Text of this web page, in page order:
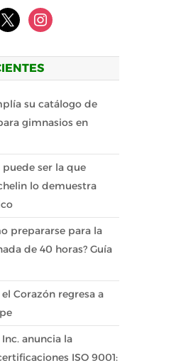
instagram
su catálogo de
gimnasios en
puede ser la que
lo demuestra
prepararse para la
de 40 horas? Guía
Corazón regresa a
anuncia la
ISO 9001: